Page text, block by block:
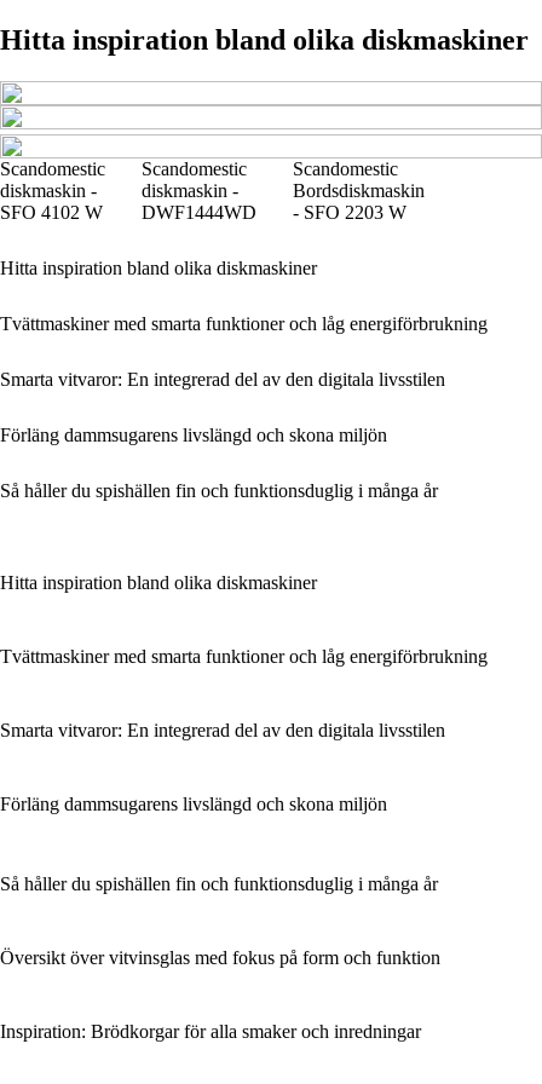
Hitta inspiration bland olika diskmaskiner
Scandomestic
diskmaskin -
SFO 4102 W
Scandomestic
diskmaskin -
DWF1444WD
Scandomestic
Bordsdiskmaskin
- SFO 2203 W
Hitta inspiration bland olika diskmaskiner
Tvättmaskiner med smarta funktioner och låg energiförbrukning
Smarta vitvaror: En integrerad del av den digitala livsstilen
Förläng dammsugarens livslängd och skona miljön
Så håller du spishällen fin och funktionsduglig i många år
Hitta inspiration bland olika diskmaskiner
Tvättmaskiner med smarta funktioner och låg energiförbrukning
Smarta vitvaror: En integrerad del av den digitala livsstilen
Förläng dammsugarens livslängd och skona miljön
Så håller du spishällen fin och funktionsduglig i många år
Översikt över vitvinsglas med fokus på form och funktion
Inspiration: Brödkorgar för alla smaker och inredningar